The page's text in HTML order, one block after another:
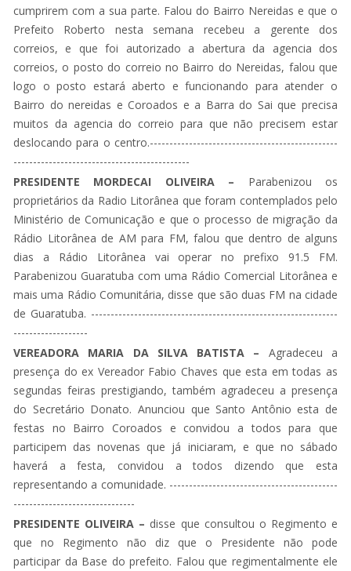
cumprirem com a sua parte. Falou do Bairro Nereidas e que o
Prefeito Roberto nesta semana recebeu a gerente dos
correios, e que foi autorizado a abertura da agencia dos
correios, o posto do correio no Bairro do Nereidas, falou que
logo o posto estará aberto e funcionando para atender o
Bairro do nereidas e Coroados e a Barra do Sai que precisa
muitos da agencia do correio para que não precisem estar
deslocando para o centro.------------------------------------------------
---------------------------------------------
PRESIDENTE MORDECAI OLIVEIRA – Parabenizou os
proprietários da Radio Litorânea que foram contemplados pelo
Ministério de Comunicação e que o processo de migração da
Rádio Litorânea de AM para FM, falou que dentro de alguns
dias a Rádio Litorânea vai operar no prefixo 91.5 FM.
Parabenizou Guaratuba com uma Rádio Comercial Litorânea e
mais uma Rádio Comunitária, disse que são duas FM na cidade
de Guaratuba. ---------------------------------------------------------------
-------------------
VEREADORA MARIA DA SILVA BATISTA – Agradeceu a
presença do ex Vereador Fabio Chaves que esta em todas as
segundas feiras prestigiando, também agradeceu a presença
do Secretário Donato. Anunciou que Santo Antônio esta de
festas no Bairro Coroados e convidou a todos para que
participem das novenas que já iniciaram, e que no sábado
haverá a festa, convidou a todos dizendo que esta
representando a comunidade. -------------------------------------------
-------------------------------
PRESIDENTE OLIVEIRA – disse que consultou o Regimento e
que no Regimento não diz que o Presidente não pode
participar da Base do prefeito. Falou que regimentalmente ele